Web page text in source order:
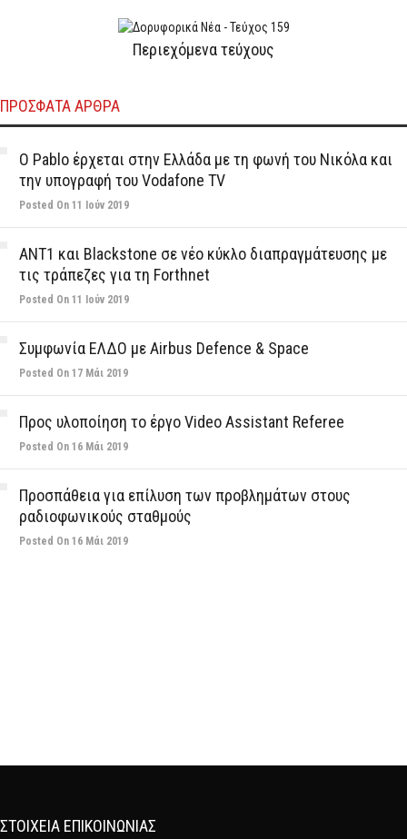
Περιεχόμενα τεύχους
ΠΡΌΣΦΑΤΑ ΆΡΘΡΑ
Ο Pablo έρχεται στην Ελλάδα με τη φωνή του Νικόλα και
την υπογραφή του Vodafone TV
Posted On 11 Ιούν 2019
ΑΝΤ1 και Blackstone σε νέο κύκλο διαπραγμάτευσης με
τις τράπεζες για τη Forthnet
Posted On 11 Ιούν 2019
Συμφωνία ΕΛΔΟ με Airbus Defence & Space
Posted On 17 Μάι 2019
Προς υλοποίηση το έργο Video Assistant Referee
Posted On 16 Μάι 2019
Προσπάθεια για επίλυση των προβλημάτων στους
ραδιοφωνικούς σταθμούς
Posted On 16 Μάι 2019
ΣΤΟΙΧΕΊΑ ΕΠΙΚΟΙΝΩΝΊΑΣ